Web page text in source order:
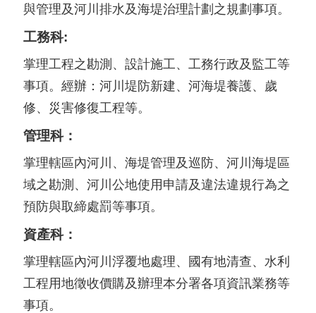
與管理及河川排水及海堤治理計劃之規劃事項。
工務科:
掌理工程之勘測、設計施工、工務行政及監工等
事項。經辦：河川堤防新建、河海堤養護、歲
修、災害修復工程等。
管理科：
掌理轄區內河川、海堤管理及巡防、河川海堤區
域之勘測、河川公地使用申請及違法違規行為之
預防與取締處罰等事項。
資產科：
掌理轄區內河川浮覆地處理、國有地清查、水利
工程用地徵收價購及辦理本分署各項資訊業務等
事項。